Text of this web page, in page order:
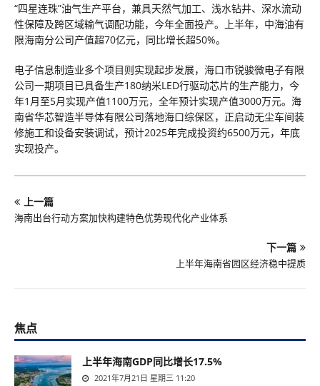
“四星连珠”油气生产平台，兼具天然气加工、浅水钻井、深水流动
性保障及跨区域输气调配功能，今年全面投产。上半年，中海油有
限海南分公司产值超70亿元，同比增长超50%。
电子信息制造业多个项目则实现起步发展，海口市锐骏微电子有限
公司一期项目已具备生产180纳米LED行驱动芯片的生产能力，今
年1月至5月实现产值1100万元，全年预计实现产值3000万元。海
南省华芯智造半导体有限公司落地海口综保区，正启动无尘车间装
修施工和设备安装调试，预计2025年完成投资约6500万元，年底
实现投产。
上一篇
海南出台行动方案加快构建特色优势现代化产业体系
下一篇
上半年海南省园区经济稳中提质
焦点
上半年海南GDP同比增长17.5%
2021年7月21日 星期三 11:20